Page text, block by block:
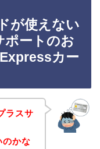
が使えない
ポートのお
カー
ラスサ
かな